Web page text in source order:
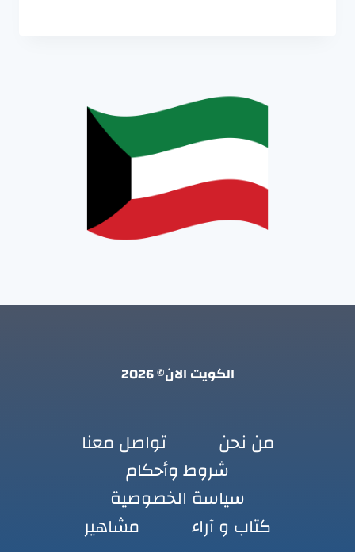
الكويت الان© 2026
من نحن
تواصل معنا
شروط وأحكام
سياسة الخصوصية
كتاب و آراء
مشاهير